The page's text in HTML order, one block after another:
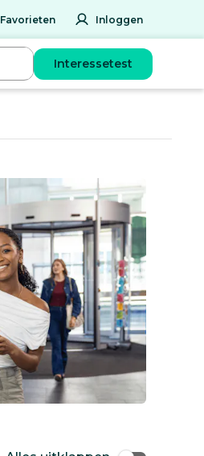
Favorieten Inloggen
Interessetest